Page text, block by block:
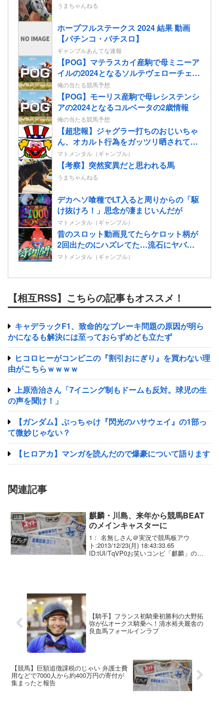
うまちゃんねる
ホープフルステークス 2024 結果 動画
【パチンコ・パチスロ】
ギャンブルあんてな速報
【POG】マテラスカイ産駒で母ミニーア
イルの2024となるソルテヴェローチェの
2歳情報
俺の当たる競馬予想
【POG】モーリス産駒で母レシステンシ
アの2024となるコルベータの2歳情報
俺の当たる競馬予想
【超悲報】ジャグラー打ちのおじいちゃ
ん、オカルト行為をガッツリ晒されてし
まう…
マトメンタル（ギャンブル）
【考察】突然変異だと思われる馬
うまちゃんねる
デカヘソ喰種でLT入ると周りからの「駆
け抜けろ！」思念が凄まじいんだが
マトメンタル（ギャンブル）
昔のスロット動画見てたらケロット柄が
2回出たのにハズレてた…流石にヤバす
ぎじゃね？
マトメンタル（ギャンブル）
【相互RSS】こちらの記事もオススメ！
キャデラックF1、致命的なブレーキ問題の原因が明ら
かになるも解決には至っておらずめども立たず
ヒコロヒーがコンビニの『割引おにぎり』を買わない理
由がこちらｗｗｗｗ
上原浩治さん「7イニング制もドームも反対。球児の生
の声を聞け！」
【ガンダム】ぶっちゃけ『閃光のハサウェイ』の1部っ
て微妙じゃない？
【ヒロアカ】マンガを読んだので爆豪について語ります
関連記事
話題
麒麟・川島、来年から競馬BEAT
のメインキャスターに
1： 名無しさん＠実況で競馬板アウ
ト:2013/12/23(月) 18:43:33.65
ID:tUI/TqVP0お笑いコンビ「麒麟」の川
【騎手】フランス初騎乗初勝利の大野拓
弥が仏オークス騎乗へ！清水裕夫厩舎の
良血馬フォールインラブ
【競馬】巨額追徴課税のじゃい 弁護士費
用などで7000人から約400万円の寄付が
集まったと報告